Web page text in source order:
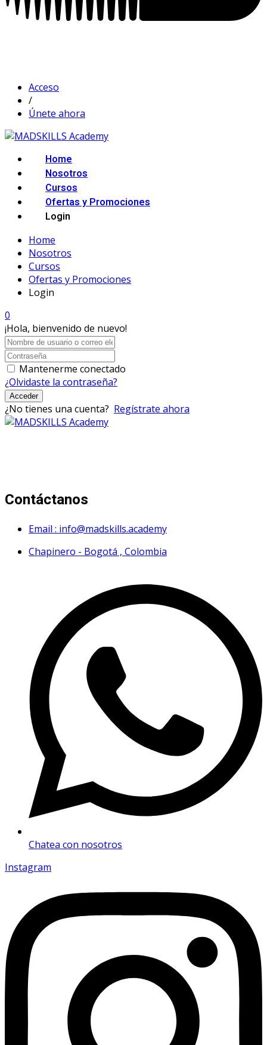
Acceso
/
Únete ahora
Home
Nosotros
Cursos
Ofertas y Promociones
Login
Home
Nosotros
Cursos
Ofertas y Promociones
Login
0
¡Hola, bienvenido de nuevo!
Mantenerme conectado
¿Olvidaste la contraseña?
Acceder
¿No tienes una cuenta? Regístrate ahora
Contáctanos
Email : info@madskills.academy
Chapinero - Bogotá , Colombia
Chatea con nosotros
Instagram